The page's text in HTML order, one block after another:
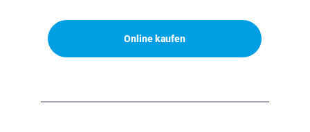
Online kaufen